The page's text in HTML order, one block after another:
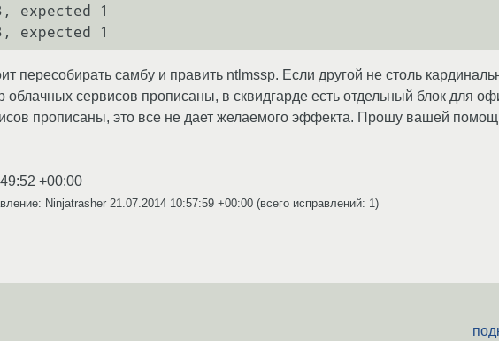
3, expected 1
пересобирать самбу и править ntlmssp. Если другой не столь
облачных сервисов прописаны, в сквидгарде есть отдельный блок для
прописаны, это все не дает желаемого эффекта. Прошу вашей
+00:00
Ninjatrasher 21.07.2014 10:57:59 +00:00 (всего исправлений: 1)